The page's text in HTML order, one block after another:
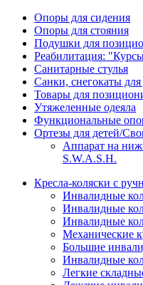
Опоры для сидения
Опоры для стояния
Подушки для
Реабилитация:
Санитарные стулья
Санки, снегокаты
Товары для
Утяжеленные одеяла
Функциональные
Ортезы для детей/
Аппарат на
S.W.A.S.H.
Кресла-коляски с
Инвалидные
Инвалидные
Инвалидные
Механические
Большие
Инвалидные
Легкие